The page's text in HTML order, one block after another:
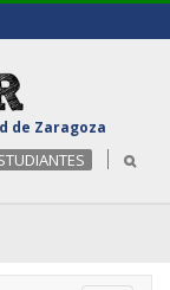
de Zaragoza